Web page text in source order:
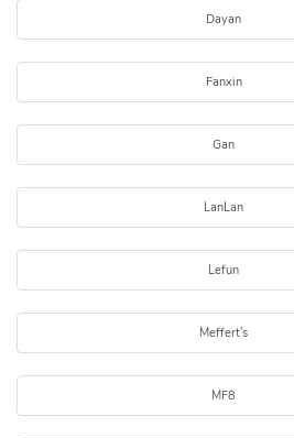
Dayan
Fanxin
Gan
LanLan
Lefun
Meffert's
MF8